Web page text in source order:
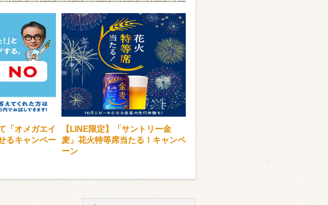
「オメガエイ
るキャンペー
【LINE限定】「サントリー金
麦」花火特等席当たる！キャンペ
ーン